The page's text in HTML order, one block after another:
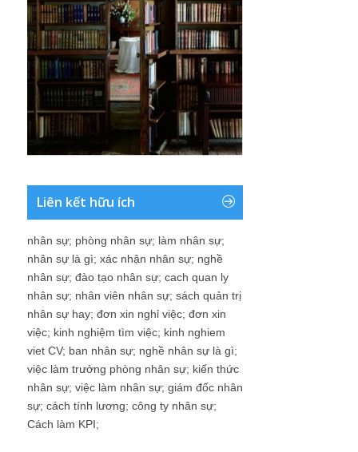
Liên kết hữu ích
nhân sự; phòng nhân sự; làm nhân sự;
nhân sự là gì; xác nhận nhân sự; nghề
nhân sự; đào tạo nhân sự; cach quan ly
nhân sự; nhân viên nhân sự; sách quản trị
nhân sự hay; đơn xin nghỉ việc; đơn xin
việc; kinh nghiệm tìm việc; kinh nghiem
viet CV; ban nhân sự; nghề nhân sự là gì;
việc làm trưởng phòng nhân sự; kiến thức
nhân sự; việc làm nhân sự; giám đốc nhân
sự; cách tính lương; công ty nhân sự;
Cách làm KPI;